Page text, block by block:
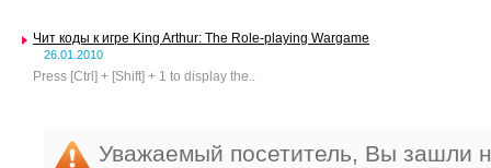
Чит коды к игре King Arthur: The Role-playing Wargame
26.01.2010
Press [Ctrl] + [Shift] + 1 to display the..
Уважаемый посетитель, Вы зашли